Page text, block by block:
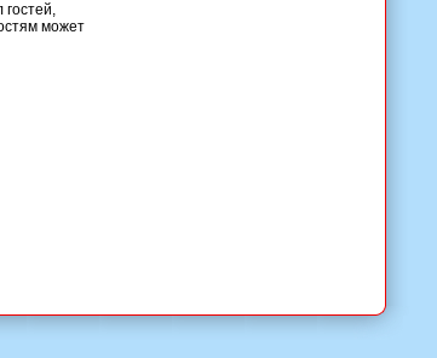
может